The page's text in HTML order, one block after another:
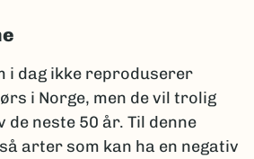
i dag ikke reproduserer
i Norge, men de vil trolig
de neste 50 år. Til denne
arter som kan ha en negativ